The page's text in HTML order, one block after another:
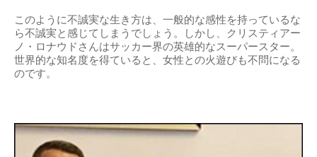
このように不誠実な生き方は、一般的な感性を持っているな
ら不誠実と感じてしまうでしょう。しかし、クリスティアー
ノ・ロナウドさんはサッカー界の英雄的なスーパースター。
世界的な知名度を得ていると、女性との火遊びも不問になる
のです。